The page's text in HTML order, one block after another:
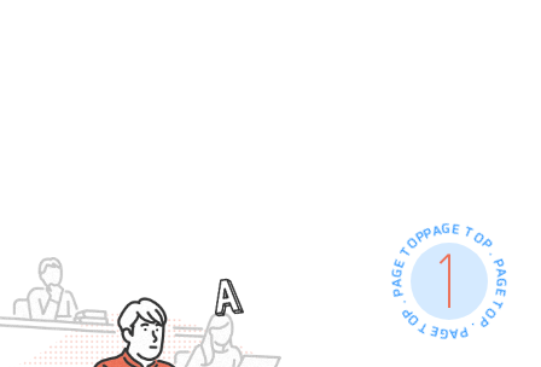
PAGE TOP . PAGE TOP . PAGE TOP . PAGE TOP .